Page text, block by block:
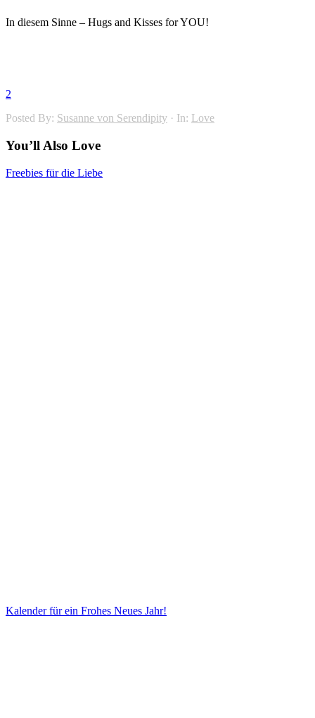
In diesem Sinne – Hugs and Kisses for YOU!
2
Posted By: Susanne von Serendipity · In: Love
You’ll Also Love
Freebies für die Liebe
Kalender für ein Frohes Neues Jahr!